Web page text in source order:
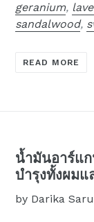
geranium,
sandalwood,
READ MORE
น้ำมันอาร์แ
บำรุงทั้งผมแ
by Darika